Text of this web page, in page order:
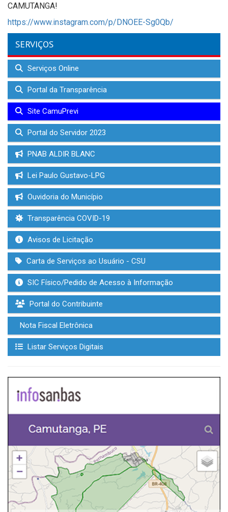
CAMUTANGA!
https://www.instagram.com/p/DNOEE-Sg0Qb/
SERVIÇOS
Serviços Online
Portal da Transparência
Site CamuPrevi
Portal do Servidor 2023
PNAB ALDIR BLANC
Lei Paulo Gustavo-LPG
Ouvidoria do Município
Transparência COVID-19
Avisos de Licitação
Carta de Serviços ao Usuário - CSU
SIC Físico/Pedido de Acesso à Informação
Portal do Contribuinte
Nota Fiscal Eletrônica
Listar Serviços Digitais